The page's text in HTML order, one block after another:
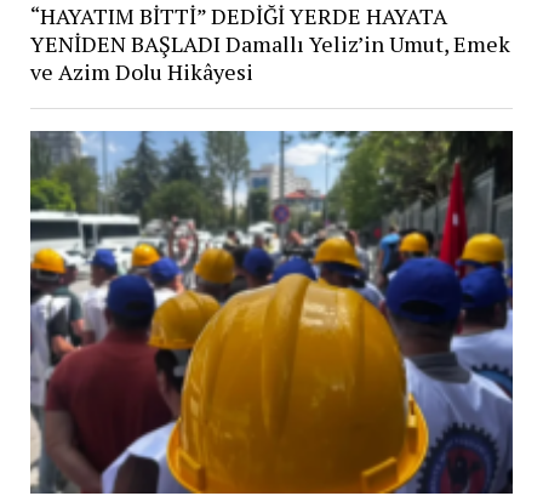
“HAYATIM BİTTİ” DEDİĞİ YERDE HAYATA
YENİDEN BAŞLADI Damallı Yeliz’in Umut, Emek
ve Azim Dolu Hikâyesi